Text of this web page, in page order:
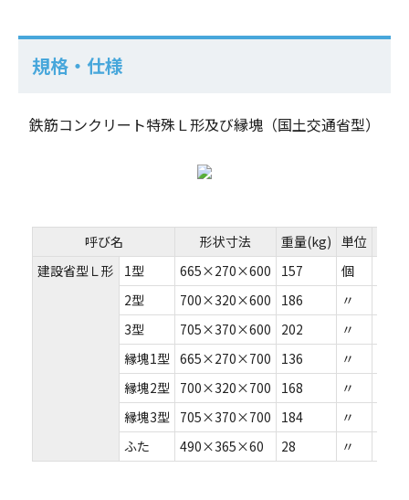
規格・仕様
鉄筋コンクリート特殊Ｌ形及び縁塊（国土交通省型）
呼び名 形状寸法 重量(kg) 単位
建設省型Ｌ形
1型 665×270×600 157
個
2型
700×320×600 186
〃
3型
705×370×600 202
〃
縁塊1型 665×270×700 136
〃
縁塊2型 700×320×700 168
〃
縁塊3型 705×370×700 184
〃
ふた
490×365×60 28 〃